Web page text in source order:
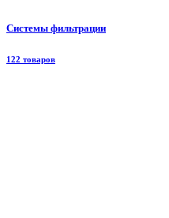
Системы фильтрации
122 товаров